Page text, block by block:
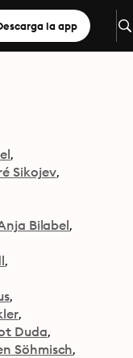
la app
Sikojev
Bilabel
Duda
Söhmisch